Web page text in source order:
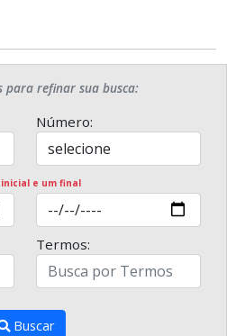
para refinar sua busca:
Número:
e um final
Termos:
Buscar